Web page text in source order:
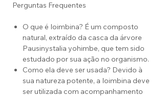
Perguntas Frequentes
O que é Ioimbina? É um composto
natural, extraído da casca da árvore
Pausinystalia yohimbe, que tem sido
estudado por sua ação no organismo.
Como ela deve ser usada? Devido à
sua natureza potente, a Ioimbina deve
ser utilizada com acompanhamento